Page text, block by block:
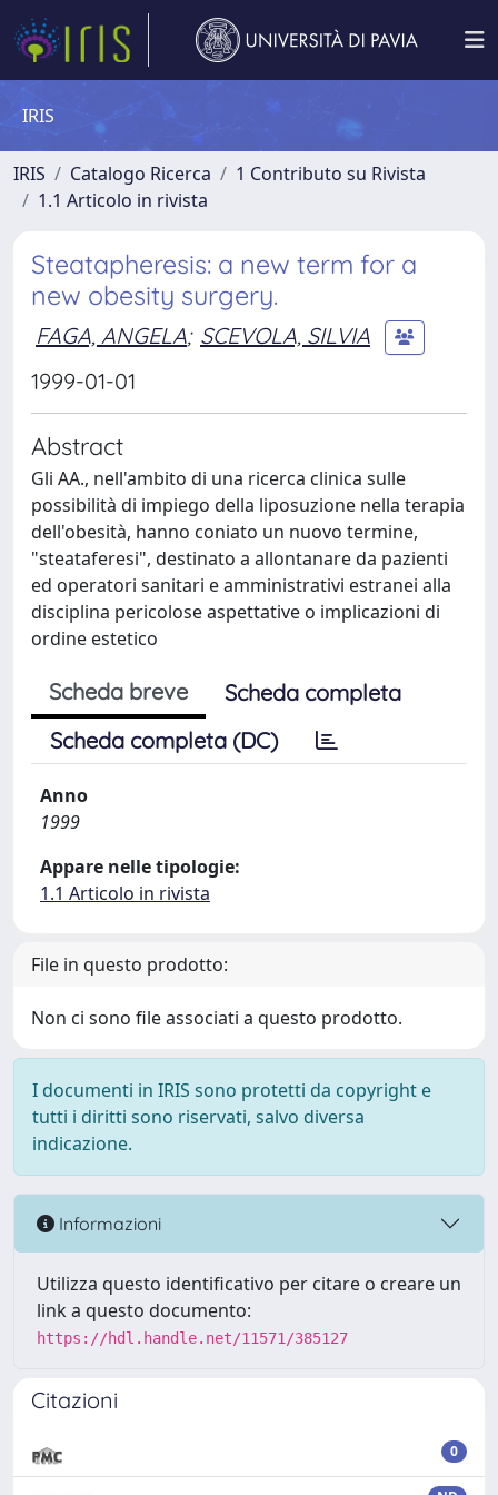
IRIS
IRIS Catalogo Ricerca
1 Contributo su Rivista
1.1 Articolo in rivista
Steatapheresis: a new term for a
new obesity surgery.
FAGA, ANGELA; SCEVOLA, SILVIA
1999-01-01
Abstract
Gli AA., nell'ambito di una ricerca clinica sulle
possibilità di impiego della liposuzione nella terapia
dell'obesità, hanno coniato un nuovo termine,
"steataferesi", destinato a allontanare da pazienti
ed operatori sanitari e amministrativi estranei alla
disciplina pericolose aspettative o implicazioni di
ordine estetico
Scheda breve
Scheda completa
Scheda completa (DC)
Anno
1999
Appare nelle tipologie:
1.1 Articolo in rivista
File in questo prodotto:
Non ci sono file associati a questo prodotto.
I documenti in IRIS sono protetti da copyright e
tutti i diritti sono riservati, salvo diversa
indicazione.
Informazioni
Utilizza questo identificativo per citare o creare un
link a questo documento:
https://hdl.handle.net/11571/385127
Citazioni
0